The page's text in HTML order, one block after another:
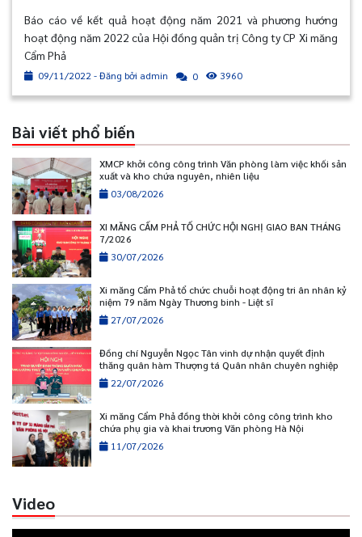
Báo cáo về kết quả hoạt động năm 2021 và phương hướng
hoạt động năm 2022 của Hội đồng quản trị Công ty CP Xi măng
Cẩm Phả
09/11/2022 - Đăng bởi admin 0 3960
Bài viết phổ biến
XMCP khởi công công trình Văn phòng làm việc khối sản
xuất và kho chứa nguyên, nhiên liệu
03/08/2026
XI MĂNG CẨM PHẢ TỔ CHỨC HỘI NGHỊ GIAO BAN THÁNG
7/2026
30/07/2026
Xi măng Cẩm Phả tổ chức chuỗi hoạt động tri ân nhân kỷ
niệm 79 năm Ngày Thương binh - Liệt sĩ
27/07/2026
Đồng chí Nguyễn Ngọc Tân vinh dự nhận quyết định
thăng quân hàm Thượng tá Quân nhân chuyên nghiệp
22/07/2026
Xi măng Cẩm Phả đồng thời khởi công công trình kho
chứa phụ gia và khai trương Văn phòng Hà Nội
11/07/2026
Video